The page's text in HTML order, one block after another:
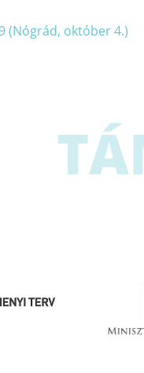
(Nógrád, október 4.)